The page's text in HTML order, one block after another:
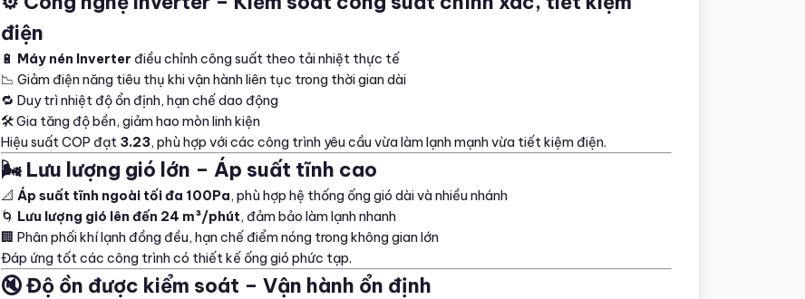
điện
🔋 Máy nén Inverter điều chỉnh công suất theo tải nhiệt thực tế
📉 Giảm điện năng tiêu thụ khi vận hành liên tục trong thời gian dài
🔁 Duy trì nhiệt độ ổn định, hạn chế dao động
🛠️ Gia tăng độ bền, giảm hao mòn linh kiện
Hiệu suất COP đạt 3.23, phù hợp với các công trình yêu cầu vừa làm lạnh mạnh vừa tiết kiệm điện.
🌬️ Lưu lượng gió lớn – Áp suất tĩnh cao
📐 Áp suất tĩnh ngoài tối đa 100Pa, phù hợp hệ thống ống gió dài và nhiều nhánh
🌀 Lưu lượng gió lên đến 24 m³/phút, đảm bảo làm lạnh nhanh
🏢 Phân phối khí lạnh đồng đều, hạn chế điểm nóng trong không gian lớn
Đáp ứng tốt các công trình có thiết kế ống gió phức tạp.
🔇 Độ ồn được kiểm soát – Vận hành ổn định